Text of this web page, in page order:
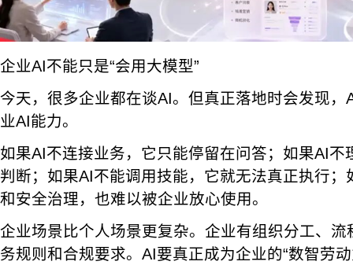
企业AI不能只是“会用大模型”
今天，很多企业都在谈AI。但真正落地时会发现，
业AI能力。
如果AI不连接业务，它只能停留在问答；如果AI不
判断；如果AI不能调用技能，它就无法真正执行；
和安全治理，也难以被企业放心使用。
企业场景比个人场景更复杂。企业有组织分工、
务规则和合规要求。AI要真正成为企业的“数智劳